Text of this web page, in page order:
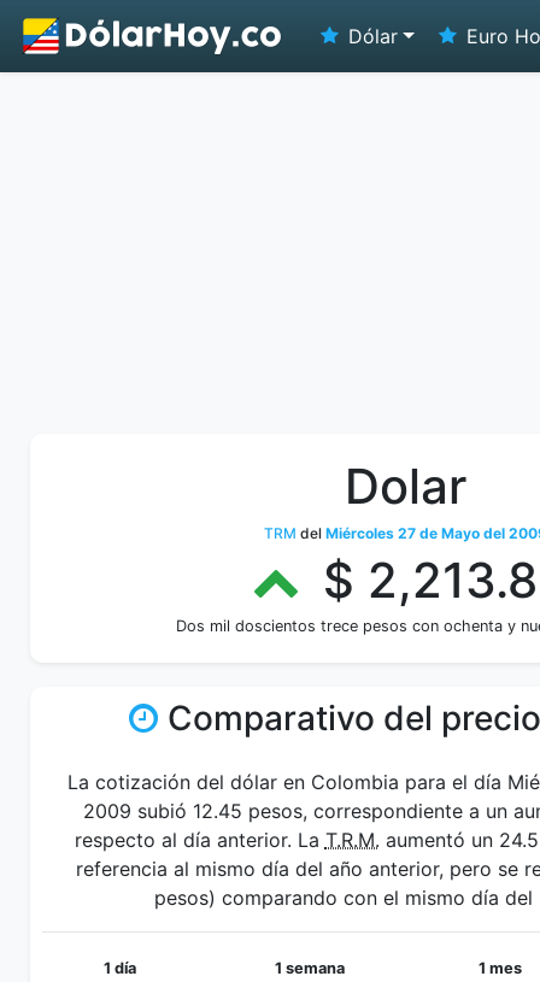
Dólar Euro
Dolar
TRM del Miércoles 27 de Mayo del
$
Dos mil doscientos trece pesos con ochenta y
Comparativo del
La cotización del dólar en Colombia para el día
2009 subió 12.45 pesos, correspondiente a un
respecto al día anterior. La T.R.M. aumentó un
referencia al mismo día del año anterior, pero se
pesos) comparando con el mismo día del
1 día
1 semana
1 mes